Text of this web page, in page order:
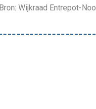
Bron: Wijkraad Entrepot-